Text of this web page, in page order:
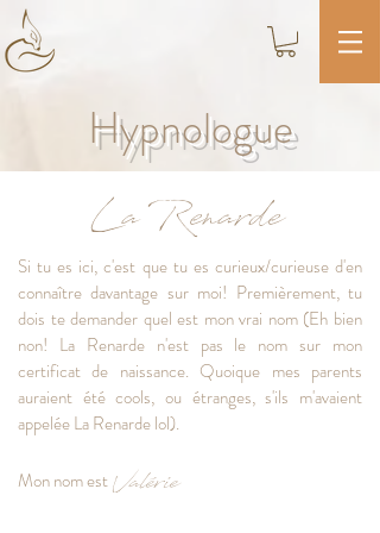
Hypnologue
La Renarde
Si tu es ici, c'est que tu es curieux/curieuse d'en
connaître davantage sur moi! Premièrement, tu
dois te demander quel est mon vrai nom (Eh bien
non! La Renarden'est pas le nom sur mon
certificat de naissance. Quoique mes parents
auraient été cools, ou étranges, s'ils m'avaient
appeléeLa Renardelol).
Mon nom estValérie